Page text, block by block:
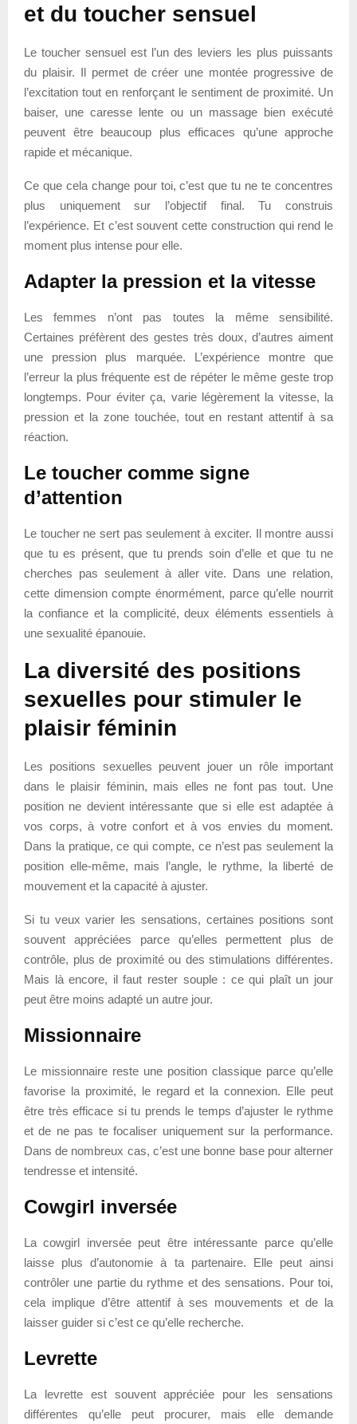
et du toucher sensuel
Le toucher sensuel est l’un des leviers les plus puissants
du plaisir. Il permet de créer une montée progressive de
l’excitation tout en renforçant le sentiment de proximité. Un
baiser, une caresse lente ou un massage bien exécuté
peuvent être beaucoup plus efficaces qu’une approche
rapide et mécanique.
Ce que cela change pour toi, c’est que tu ne te concentres
plus uniquement sur l’objectif final. Tu construis
l’expérience. Et c’est souvent cette construction qui rend le
moment plus intense pour elle.
Adapter la pression et la vitesse
Les femmes n’ont pas toutes la même sensibilité.
Certaines préfèrent des gestes très doux, d’autres aiment
une pression plus marquée. L’expérience montre que
l’erreur la plus fréquente est de répéter le même geste trop
longtemps. Pour éviter ça, varie légèrement la vitesse, la
pression et la zone touchée, tout en restant attentif à sa
réaction.
Le toucher comme signe
d’attention
Le toucher ne sert pas seulement à exciter. Il montre aussi
que tu es présent, que tu prends soin d’elle et que tu ne
cherches pas seulement à aller vite. Dans une relation,
cette dimension compte énormément, parce qu’elle nourrit
la confiance et la complicité, deux éléments essentiels à
une sexualité épanouie.
La diversité des positions
sexuelles pour stimuler le
plaisir féminin
Les positions sexuelles peuvent jouer un rôle important
dans le plaisir féminin, mais elles ne font pas tout. Une
position ne devient intéressante que si elle est adaptée à
vos corps, à votre confort et à vos envies du moment.
Dans la pratique, ce qui compte, ce n’est pas seulement la
position elle-même, mais l’angle, le rythme, la liberté de
mouvement et la capacité à ajuster.
Si tu veux varier les sensations, certaines positions sont
souvent appréciées parce qu’elles permettent plus de
contrôle, plus de proximité ou des stimulations différentes.
Mais là encore, il faut rester souple : ce qui plaît un jour
peut être moins adapté un autre jour.
Missionnaire
Le missionnaire reste une position classique parce qu’elle
favorise la proximité, le regard et la connexion. Elle peut
être très efficace si tu prends le temps d’ajuster le rythme
et de ne pas te focaliser uniquement sur la performance.
Dans de nombreux cas, c’est une bonne base pour alterner
tendresse et intensité.
Cowgirl inversée
La cowgirl inversée peut être intéressante parce qu’elle
laisse plus d’autonomie à ta partenaire. Elle peut ainsi
contrôler une partie du rythme et des sensations. Pour toi,
cela implique d’être attentif à ses mouvements et de la
laisser guider si c’est ce qu’elle recherche.
Levrette
La levrette est souvent appréciée pour les sensations
différentes qu’elle peut procurer, mais elle demande